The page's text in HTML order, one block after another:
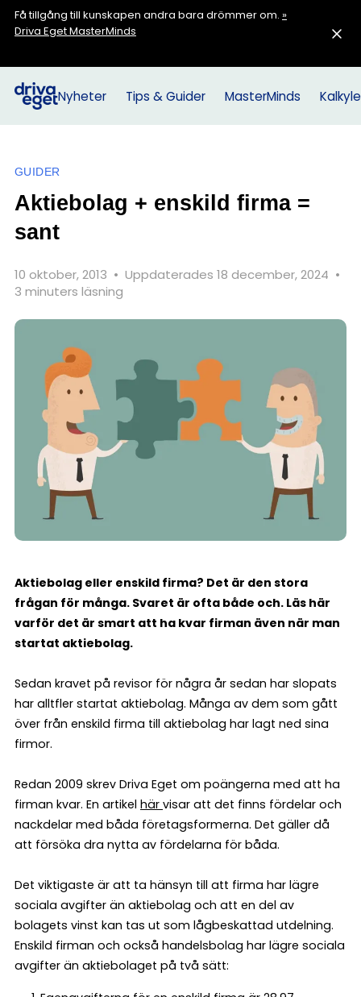
Få tillgång till kunskapen andra bara drömmer om. »
Driva Eget MasterMinds
Nyheter Tips & Guider MasterMinds
GUIDER
Aktiebolag + enskild firma =
sant
10 oktober, 2013 • Uppdaterades 18 december, 2024 •
3 minuters läsning
Aktiebolag eller enskild firma? Det är den stora
frågan för många. Svaret är ofta både och. Läs här
varför det är smart att ha kvar firman även när man
startat aktiebolag.
Sedan kravet på revisor för några år sedan har slopats
har alltfler startat aktiebolag. Många av dem som gått
över från enskild firma till aktiebolag har lagt ned sina
firmor.
Redan 2009 skrev Driva Eget om poängerna med att ha
firman kvar. En artikel här visar att det finns fördelar och
nackdelar med båda företagsformerna. Det gäller då
att försöka dra nytta av fördelarna för båda.
Det viktigaste är att ta hänsyn till att firma har lägre
sociala avgifter än aktiebolag och att en del av
bolagets vinst kan tas ut som lågbeskattad utdelning.
Enskild firman och också handelsbolag har lägre sociala
avgifter än aktiebolaget på två sätt: